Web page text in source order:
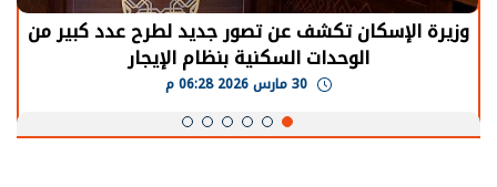
الرئيس السيسي: توقف الأنشطة في قطاع الطاقة
يحتاج إلى سنوات لعودة معدلات الإنتاج الطبيعية